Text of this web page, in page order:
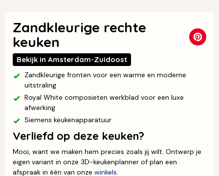
Zandkleurige rechte
keuken
Bekijk in Amsterdam-Zuidoost
Zandkleurige fronten voor een warme en moderne
uitstraling
Royal White composieten werkblad voor een luxe
afwerking
Siemens keukenapparatuur
Verliefd op deze keuken?
Mooi, want we maken hem precies zoals jij wilt. Ontwerp je
eigen variant in onze 3D-keukenplanner of plan een
afspraak in één van onze winkels.